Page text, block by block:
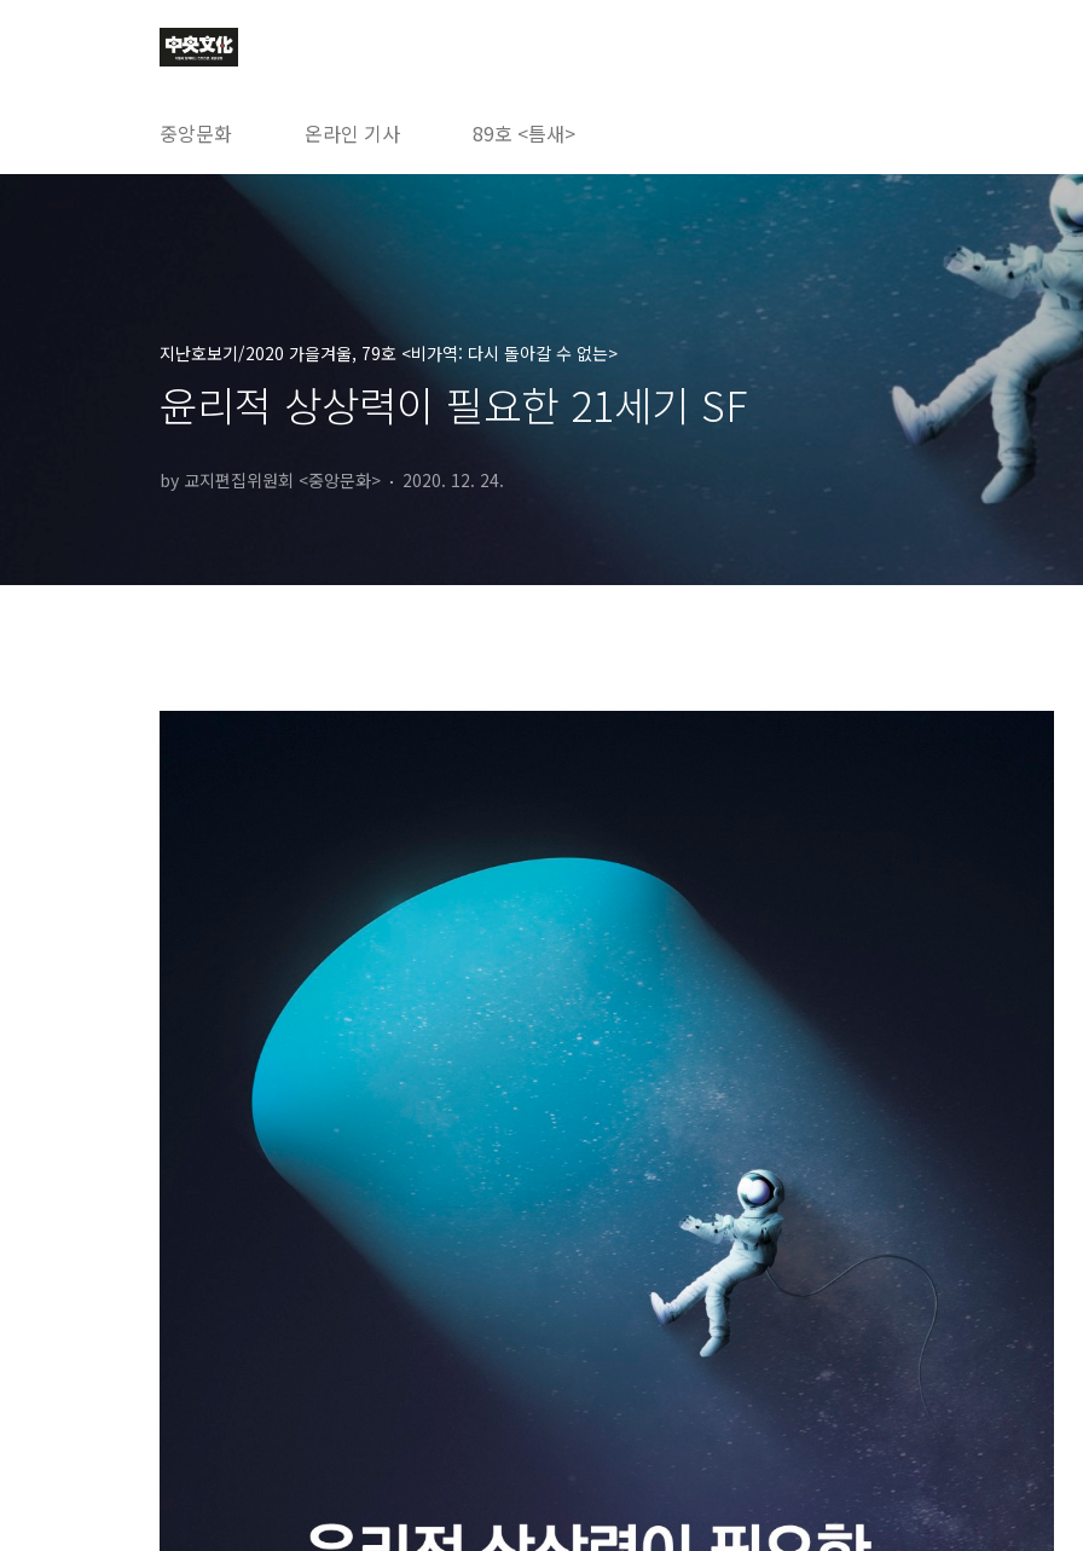
중앙문화 온라인 기사 89호 <틈새>
지난호보기/2020 가을겨울, 79호 <비가역: 다시 돌아갈 수 없는>
윤리적 상상력이 필요한 21세기 SF
by 교지편집위원회 <중앙문화> 2020. 12. 24.